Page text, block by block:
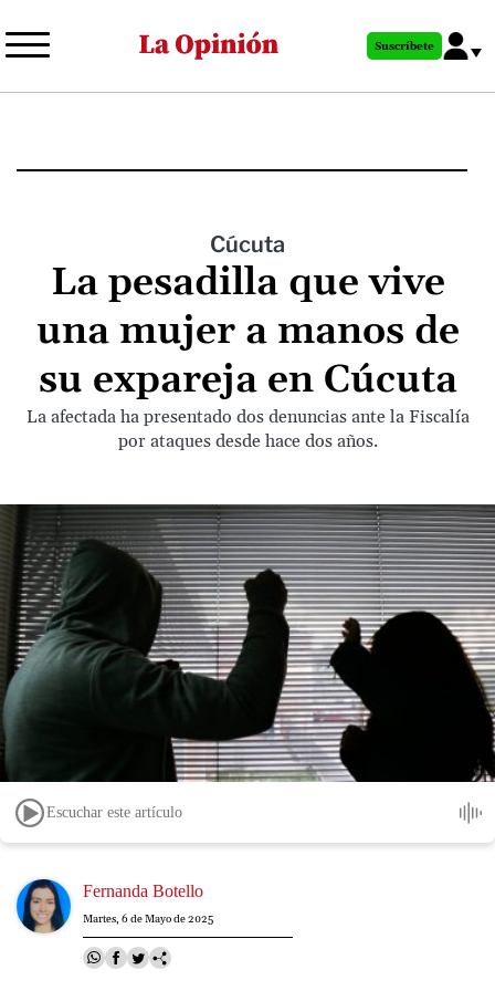
al
principal
Suscríbete
Cúcuta
La pesadilla que vive
una mujer a manos de
su expareja en Cúcuta
La afectada ha presentado dos denuncias ante la Fiscalía
por ataques desde hace dos años.
Escuchar este artículo
Image Fernanda Botello
Martes, 6 de Mayo de 2025